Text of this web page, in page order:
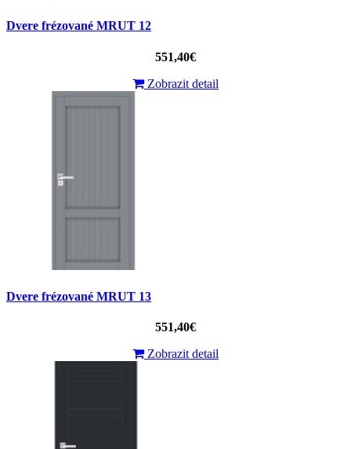
Dvere frézované MRUT 12
551,40€
Zobrazit detail
Dvere frézované MRUT 13
551,40€
Zobrazit detail